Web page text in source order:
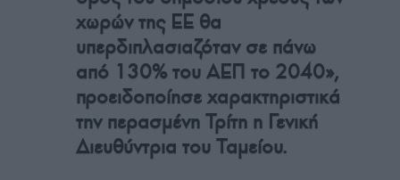
χωρών της ΕΕ θα
υπερδιπλασιαζόταν σε πάνω
από 130% του ΑΕΠ το 2040»,
προειδοποίησε χαρακτηριστικά
την περασμένη Τρίτη η Γενική
Διευθύντρια του Ταμείου.